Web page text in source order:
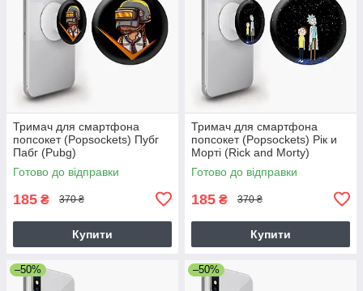
Тримач для смартфона
попсокет (Popsockets) Пубг
Пабг (Pubg)
Готово до відправки
185 ₴ 370 ₴
Купити
Тримач для смартфона
попсокет (Popsockets) Рік и
Морті (Rick and Morty)
Готово до відправки
185 ₴ 370 ₴
Купити
–50% –50%